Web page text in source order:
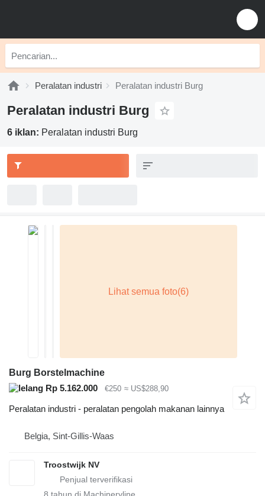
Peralatan industri Peralatan industri Burg
Peralatan industri Burg
6 iklan: Peralatan industri Burg
Burg Borstelmachine
Rp 5.162.000
€250 ≈ US$288,90
Peralatan industri - peralatan pengolah makanan lainnya
Belgia, Sint-Gillis-Waas
Troostwijk NV
8 tahun di Machineryline